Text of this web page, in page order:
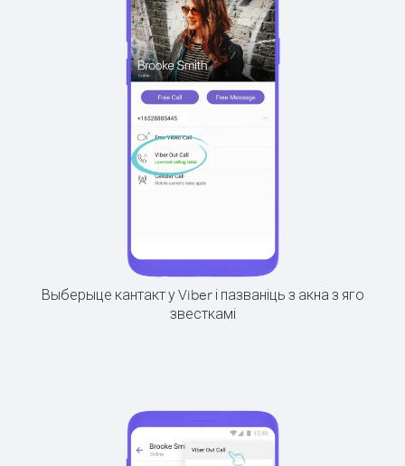
Выберыце кантакт у Viber і пазваніць з акна з яго
звесткамі